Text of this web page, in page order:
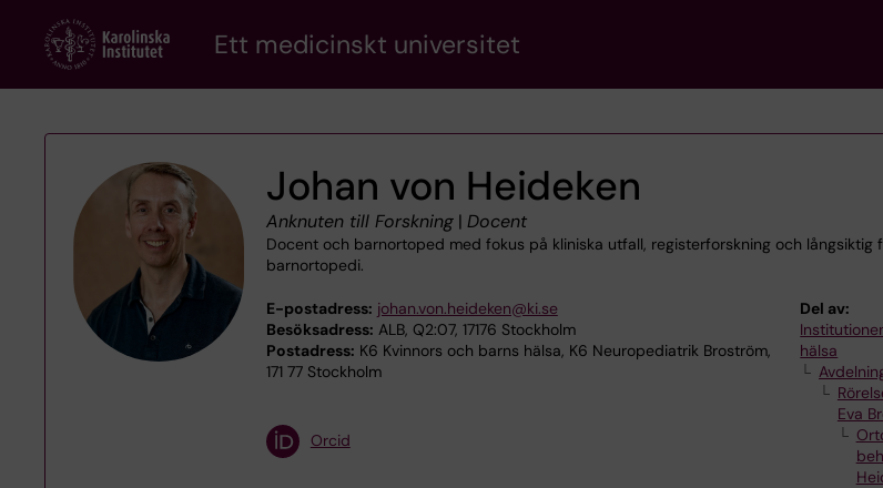
content
Ett medicinskt universitet
Johan von Heideken
Anknuten till Forskning| Docent
Docent och barnortoped med fokus på kliniska utfall, registerforskning och långsiktig
barnortopedi.
E-postadress: johan.von.heideken@ki.se
Besöksadress: ALB, Q2:07, 17176 Stockholm
Postadress: K6 Kvinnors och barns hälsa, K6 Neuropediatrik Broström,
171 77 Stockholm
Del av:
hälsa
Eva
Orcid